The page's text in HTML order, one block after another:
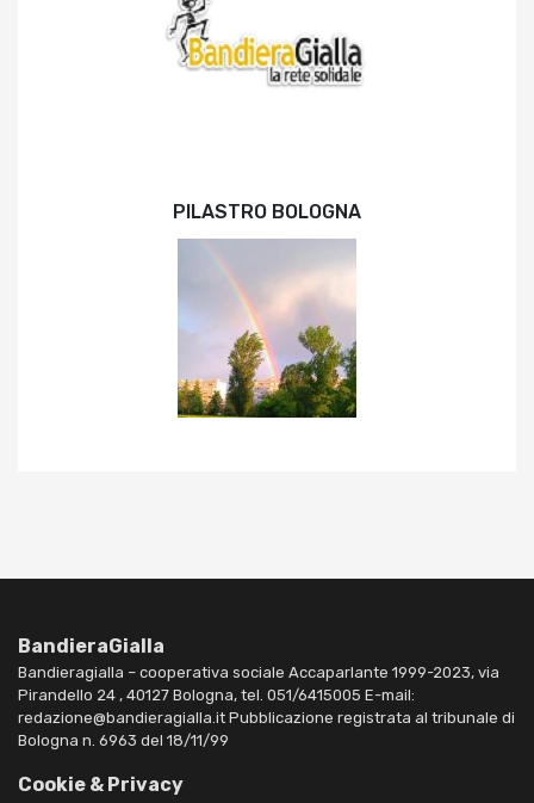
PILASTRO BOLOGNA
BandieraGialla
Bandieragialla – cooperativa sociale Accaparlante 1999-2023, via
Pirandello 24 , 40127 Bologna, tel. 051/6415005 E-mail:
redazione@bandieragialla.it Pubblicazione registrata al tribunale di
Bologna n. 6963 del 18/11/99
Cookie & Privacy